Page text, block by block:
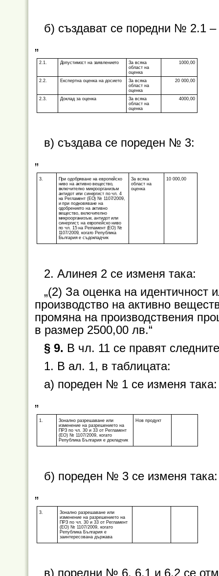
б) създават се поредни № 2.1 –
„
2.1. Допустимост на заявлението
За всяка
област на
оценка
1000,00
2.2. Експертна оценка на досието
За всяка
област на
оценка
20 000,00
2.3. Доклад за оценка
За всяка
област на
оценка
4000,00
в) създава се пореден № 3:
„
3.
При одобряване на европейско
ниво на активно вещество,
включително микроорганизъм
антидот или синергист по чл. 4
на Регламент (EO) № 1107/2009,
и при подновяване на
одобрението на активно
вещество, включително
микроорганизъм, антидот или
синергист, на европейско ниво
по чл. 15 на Регламент (EO) №
1107/2009, когато Република
България е съдокладчик
За всяка
област на
оценка
10 000,00
2. Алинея 2 се изменя така:
„(2) За оценка на идентичност
производство на активно
промяна на производствения
в размер 2500,00 лв.“
§ 9. В чл. 11 се правят
1. В ал. 1, в таблицата:
а) пореден № 1 се изменя така:
„
1.
Зонално разрешаване или
изменение на разрешението на
ПРЗ по чл. 30 и 33 от Регламент
(ЕО) № 1107/2009, когато
Република България е докладчик
Нов продукт
б) пореден № 3 се изменя така:
„
3.
Зонално разрешаване или
изменение на разрешението на
ПРЗ по чл. 30 и 33 от Регламент
(ЕО) № 1107/2009, когато
Република България е
заинтересована държава
в) поредни № 6, 6.1 и 6.2 се